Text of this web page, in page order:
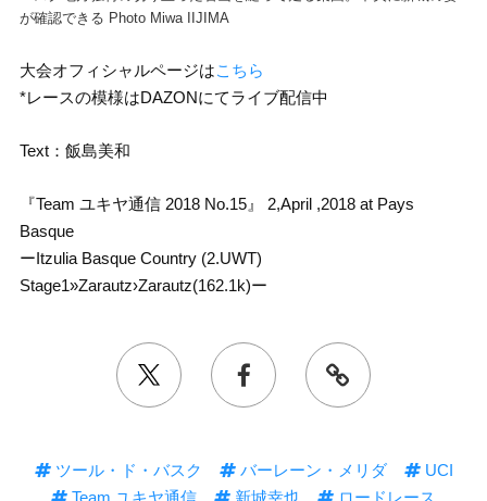
が確認できる Photo Miwa IIJIMA
大会オフィシャルページはこちら
*レースの模様はDAZONにてライブ配信中
Text：飯島美和
『Team ユキヤ通信 2018 No.15』 2,April ,2018 at Pays
Basque
ーItzulia Basque Country (2.UWT)
Stage1»Zarautz›Zarautz(162.1k)ー
ツール・ド・バスク バーレーン・メリダ
UCI